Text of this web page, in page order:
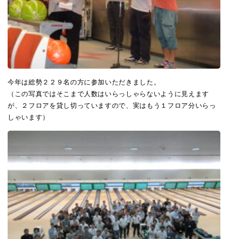
今年は総勢２２９名の方に参加いただきました。
（この写真ではそこまで人数はいらっしゃらないように見えます
が、２フロアを貸し切っていますので、実はもう１フロア分いらっ
しゃいます）